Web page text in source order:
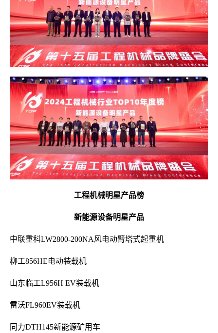
工程机械明星产品榜
新能源设备明星产品
中联重科LW2800-200NA风电动臂塔式起重机
柳工856HE电动装载机
山东临工L956H EV装载机
雷沃FL960EV装载机
同力DTH145新能源矿用车